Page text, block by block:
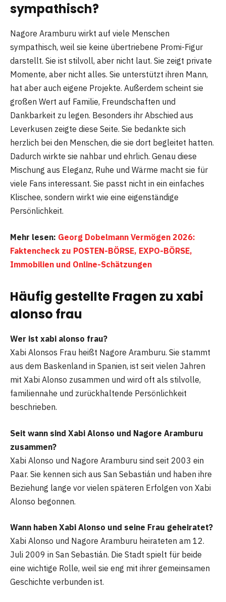
sympathisch?
Nagore Aramburu wirkt auf viele Menschen
sympathisch, weil sie keine übertriebene Promi-Figur
darstellt. Sie ist stilvoll, aber nicht laut. Sie zeigt private
Momente, aber nicht alles. Sie unterstützt ihren Mann,
hat aber auch eigene Projekte. Außerdem scheint sie
großen Wert auf Familie, Freundschaften und
Dankbarkeit zu legen. Besonders ihr Abschied aus
Leverkusen zeigte diese Seite. Sie bedankte sich
herzlich bei den Menschen, die sie dort begleitet hatten.
Dadurch wirkte sie nahbar und ehrlich. Genau diese
Mischung aus Eleganz, Ruhe und Wärme macht sie für
viele Fans interessant. Sie passt nicht in ein einfaches
Klischee, sondern wirkt wie eine eigenständige
Persönlichkeit.
Mehr lesen: Georg Dobelmann Vermögen 2026:
Faktencheck zu POSTEN-BÖRSE, EXPO-BÖRSE,
Immobilien und Online-Schätzungen
Häufig gestellte Fragen zu xabi
alonso frau
Wer ist xabi alonso frau?
Xabi Alonsos Frau heißt Nagore Aramburu. Sie stammt
aus dem Baskenland in Spanien, ist seit vielen Jahren
mit Xabi Alonso zusammen und wird oft als stilvolle,
familiennahe und zurückhaltende Persönlichkeit
beschrieben.
Seit wann sind Xabi Alonso und Nagore Aramburu
zusammen?
Xabi Alonso und Nagore Aramburu sind seit 2003 ein
Paar. Sie kennen sich aus San Sebastián und haben ihre
Beziehung lange vor vielen späteren Erfolgen von Xabi
Alonso begonnen.
Wann haben Xabi Alonso und seine Frau geheiratet?
Xabi Alonso und Nagore Aramburu heirateten am 12.
Juli 2009 in San Sebastián. Die Stadt spielt für beide
eine wichtige Rolle, weil sie eng mit ihrer gemeinsamen
Geschichte verbunden ist.